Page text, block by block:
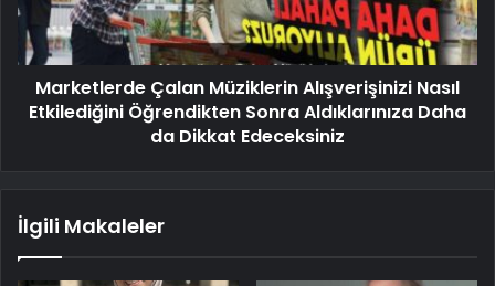
Marketlerde Çalan Müziklerin Alışverişinizi Nasıl
Etkilediğini Öğrendikten Sonra Aldıklarınıza Daha
da Dikkat Edeceksiniz
İlgili Makaleler